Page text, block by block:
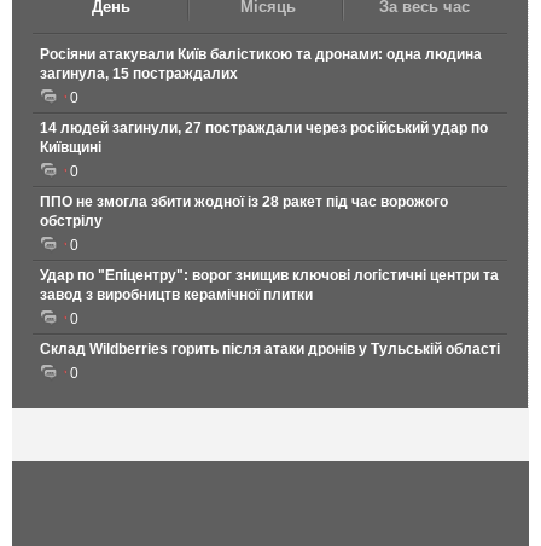
День Місяць За весь час
Росіяни атакували Київ балістикою та дронами: одна людина
загинула, 15 постраждалих
0
14 людей загинули, 27 постраждали через російський удар по
Київщині
0
ППО не змогла збити жодної із 28 ракет під час ворожого
обстрілу
0
Удар по "Епіцентру": ворог знищив ключові логістичні центри та
завод з виробництв керамічної плитки
0
Склад Wildberries горить після атаки дронів у Тульській області
0